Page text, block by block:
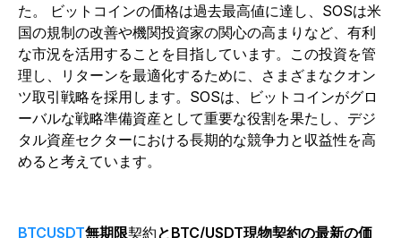
た。
ビットコインの価格は過去最高値に達し、SOSは米
国の規制の改善や機関投資家の関心の高まりなど、有利
な市況を活用することを目指しています。この投資を管
理し、リターンを最適化するために、さまざまなクオン
ツ取引戦略を採用します。SOSは、ビットコインがグロ
ーバルな戦略準備資産として重要な役割を果たし、デジ
タル資産セクターにおける長期的な競争力と収益性を高
めると考えています。
BTCUSDT無期限契約とBTC/USDT現物契約の最新の価